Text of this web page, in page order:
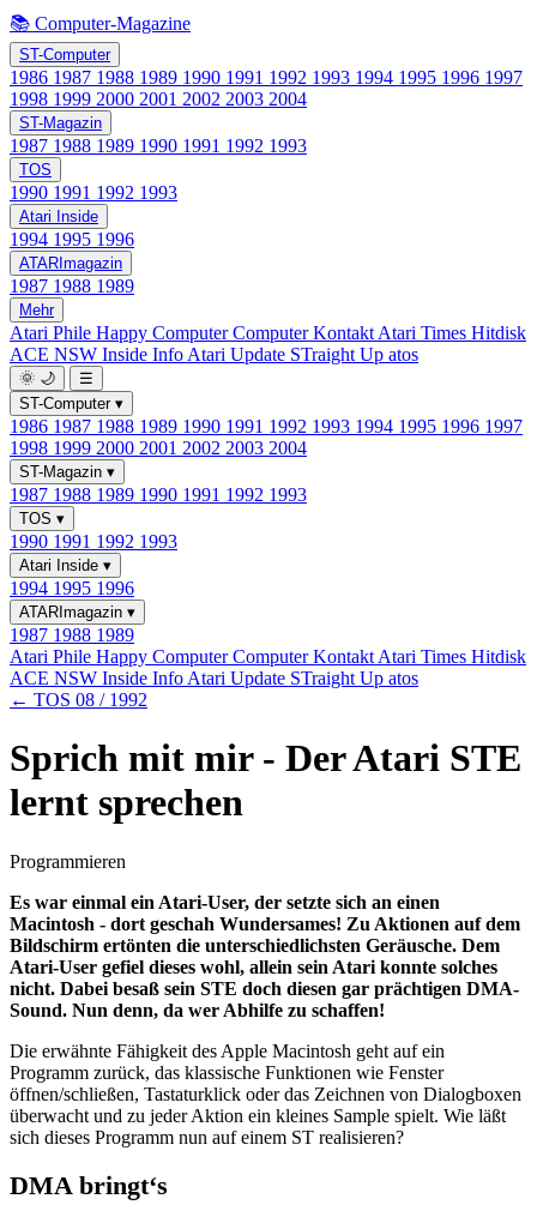
📚 Computer-Magazine
ST-Computer
1986 1987 1988 1989 1990 1991 1992 1993 1994 1995 1996 1997
1998 1999 2000 2001 2002 2003 2004
ST-Magazin
1987 1988 1989 1990 1991 1992 1993
TOS
1990 1991 1992 1993
Atari Inside
1994 1995 1996
ATARImagazin
1987 1988 1989
Mehr
Atari Phile Happy ComputerComputer Kontakt Atari Times Hitdisk
ACE NSW Inside Info Atari Update STraight Up atos
🌞 🌙
☰
ST-Computer ▾
1986 1987 1988 1989 1990 1991 1992 1993 1994 1995 1996 1997
1998 1999 2000 2001 2002 2003 2004
ST-Magazin ▾
1987 1988 1989 1990 1991 1992 1993
TOS ▾
1990 1991 1992 1993
Atari Inside ▾
1994 1995 1996
ATARImagazin ▾
1987 1988 1989
Atari Phile Happy ComputerComputer Kontakt Atari Times Hitdisk
ACE NSW Inside Info Atari Update STraight Up atos
← TOS 08 / 1992
Sprich mit mir - Der Atari STE
lernt sprechen
Programmieren
Es war einmal ein Atari-User, der setzte sich an einen
Macintosh - dort geschah Wundersames! Zu Aktionen auf dem
Bildschirm ertönten die unterschiedlichsten Geräusche. Dem
Atari-User gefiel dieses wohl, allein sein Atari konnte solches
nicht. Dabei besaß sein STE doch diesen gar prächtigen DMA-
Sound. Nun denn, da wer Abhilfe zu schaffen!
Die erwähnte Fähigkeit des Apple Macintosh geht auf ein
Programm zurück, das klassische Funktionen wie Fenster
öffnen/schließen, Tastaturklick oder das Zeichnen von Dialogboxen
überwacht und zu jeder Aktion ein kleines Sample spielt. Wie läßt
sich dieses Programm nun auf einem ST realisieren?
DMA bringt‘s